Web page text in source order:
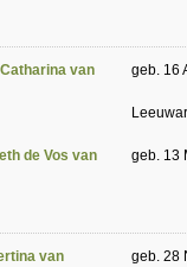
van
geb. 16
de Vos van
geb. 13
van geb. 28